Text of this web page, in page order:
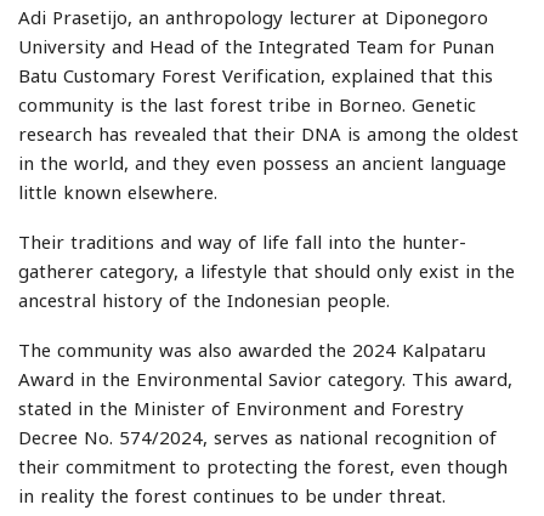
Adi Prasetijo, an anthropology lecturer at Diponegoro
University and Head of the Integrated Team for Punan
Batu Customary Forest Verification, explained that this
community is the last forest tribe in Borneo. Genetic
research has revealed that their DNA is among the oldest
in the world, and they even possess an ancient language
little known elsewhere.
Their traditions and way of life fall into the hunter-
gatherer category, a lifestyle that should only exist in the
ancestral history of the Indonesian people.
The community was also awarded the 2024 Kalpataru
Award in the Environmental Savior category. This award,
stated in the Minister of Environment and Forestry
Decree No. 574/2024, serves as national recognition of
their commitment to protecting the forest, even though
in reality the forest continues to be under threat.